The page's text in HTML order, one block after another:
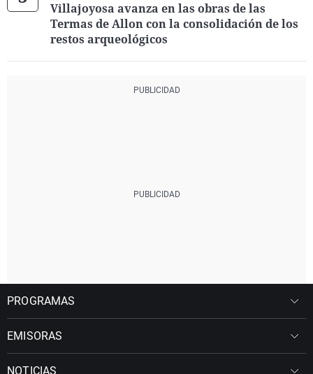
Villajoyosa avanza en las obras de las
Termas de Allon con la consolidación de los
restos arqueológicos
PROGRAMAS
EMISORAS
NOTICIAS